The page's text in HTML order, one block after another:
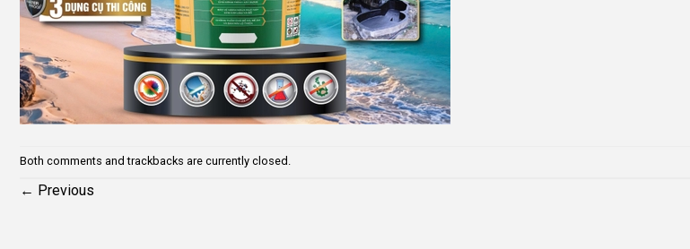
Both comments and trackbacks are currently closed.
← Previous